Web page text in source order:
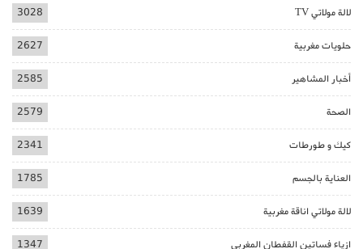
لالة مولاتي TV 3028
حلويات مغربية 2627
أخبار المشاهير 2585
الصحة 2579
كيك و طورطات 2341
العناية بالجسم 1785
لالة مولاتي اناقة مغربية 1639
ازياء فساتين القفطان المغربي 1347